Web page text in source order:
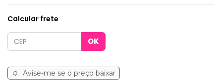
Calcular frete
Avise-me se o preço baixar